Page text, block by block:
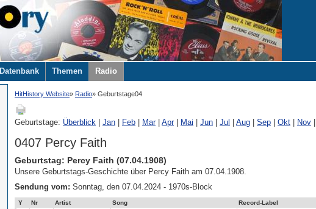
Datenbank Themen Radio
HitHistory Website Radio Geburtstage04
Geburtstage: Überblick Jan Feb Mar| Apr| Mai Jun Jul Aug Sep Okt Nov
0407 Percy Faith
Geburtstag: Percy Faith (07.04.1908)
Unsere Geburtstags-Geschichte über Percy Faith am 07.04.1908.
Sendung vom: Sonntag, den 07.04.2024 - 1970s-Block
Y Nr Artist Song Record-Label